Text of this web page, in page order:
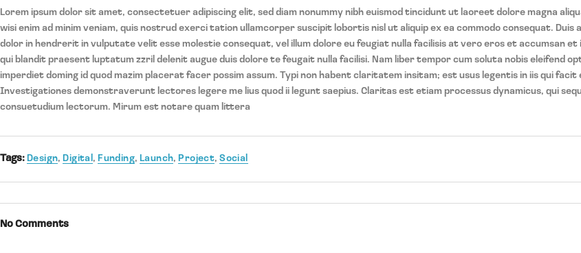
Lorem ipsum dolor sit amet, consectetuer adipiscing elit, sed diam nonummy nibh euismod tincidunt ut laoreet dolore magna
wisi enim ad minim veniam, quis nostrud exerci tation ullamcorper suscipit lobortis nisl ut aliquip ex ea commodo consequat. Duis
dolor in hendrerit in vulputate velit esse molestie consequat, vel illum dolore eu feugiat nulla facilisis at vero eros et accumsan et
qui blandit praesent luptatum zzril delenit augue duis dolore te feugait nulla facilisi. Nam liber tempor cum soluta nobis eleifend
imperdiet doming id quod mazim placerat facer possim assum. Typi non habent claritatem insitam; est usus legentis in iis qui
Investigationes demonstraverunt lectores legere me lius quod ii legunt saepius. Claritas est etiam processus dynamicus, qui
consuetudium lectorum. Mirum est notare quam littera
Tags: Design, Digital, Funding, Launch, Project, Social
No Comments